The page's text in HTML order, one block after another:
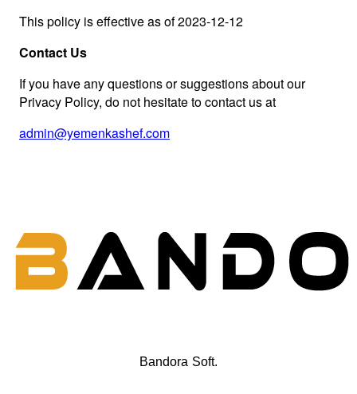
This policy is effective as of 2023-12-12
Contact Us
If you have any questions or suggestions about our
Privacy Policy, do not hesitate to contact us at
admin@yemenkashef.com
Bandora Soft.